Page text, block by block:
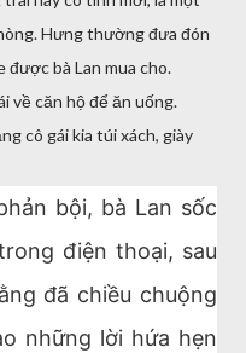
Hưng thường đưa đón
được bà Lan mua cho.
về căn hộ để ăn uống.
cô gái kia túi xách, giày
bội, bà Lan sốc
điện thoại, sau
đã chiều chuộng
những lời hứa hẹn